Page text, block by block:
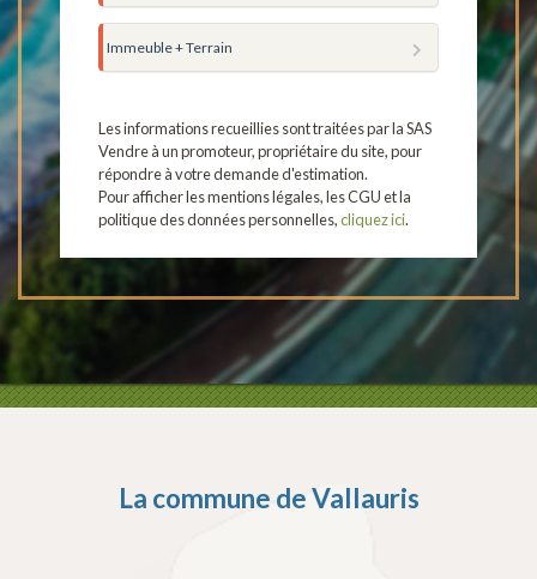
Immeuble + Terrain
Les informations recueillies sont traitées par la SAS
Vendre à un promoteur, propriétaire du site, pour
répondre à votre demande d'estimation.
Pour afficher les mentions légales, les CGU et la
politique des données personnelles,cliquez ici.
La commune deVallauris